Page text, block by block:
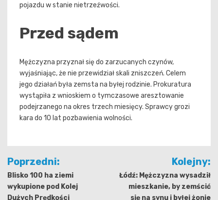
pojazdu w stanie nietrzeźwości.
Przed sądem
Mężczyzna przyznał się do zarzucanych czynów,
wyjaśniając, że nie przewidział skali zniszczeń. Celem
jego działań była zemsta na byłej rodzinie. Prokuratura
wystąpiła z wnioskiem o tymczasowe aresztowanie
podejrzanego na okres trzech miesięcy. Sprawcy grozi
kara do 10 lat pozbawienia wolności.
Nawigacja
wpisu
Poprzedni:
Blisko 100 ha ziemi
wykupione pod Kolej
Dużych Prędkości
Kolejny:
Łódź: Mężczyzna wysadził
mieszkanie, by zemścić
się na synu i byłej żonie